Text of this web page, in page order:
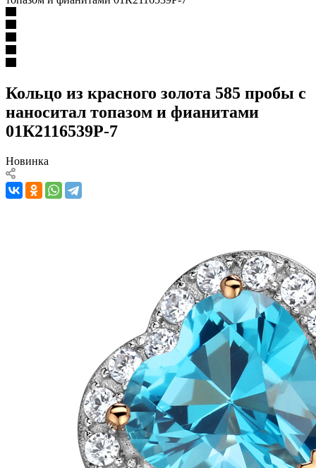
Кольцо из красного золота 585 пробы с
наноситал топазом и фианитами
01К2116539Р-7
Новинка